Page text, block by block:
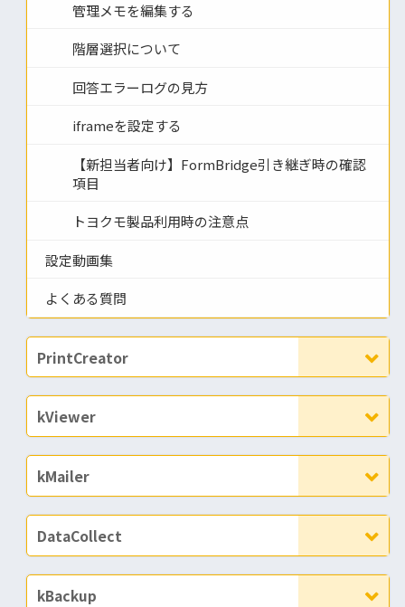
管理メモを編集する
階層選択について
回答エラーログの見方
iframeを設定する
【新担当者向け】FormBridge引き継ぎ時の確認
項目
トヨクモ製品利用時の注意点
設定動画集
よくある質問
PrintCreator
kViewer
kMailer
DataCollect
kBackup